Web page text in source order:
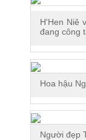
H'Hen Niê
đang công
Hoa hậu
Người đẹp